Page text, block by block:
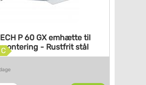
P 60 GX emhætte til
- Rustfrit stål
C